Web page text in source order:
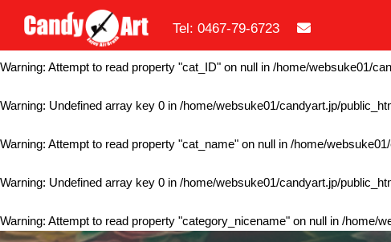
Tel: 0467-79-6723
Warning: Undefined array key 0 in/home/websuke01/candyart.jp/
Warning: Attempt to read property "cat_ID" on null in /home/websuke01/
Warning: Undefined array key 0 in /home/websuke01/candyart.jp/
Warning: Attempt to read property "cat_name" on null in /home/
Warning: Undefined array key 0 in /home/websuke01/candyart.jp/
Warning: Attempt to read property "category_nicename" on null in /home/